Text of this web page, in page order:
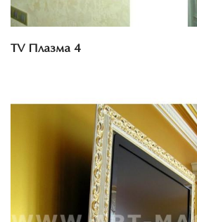
TV Плазма 4